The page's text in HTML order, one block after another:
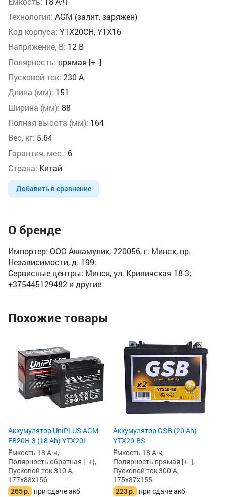
Технология: AGM (залит, заряжен)
Код корпуса: YTX20CH, YTX16
Напряжение, В: 12 В
Полярность: прямая [+ -]
Пусковой ток: 230 А
Длина (мм): 151
Ширина (мм): 88
Полная высота (мм): 164
Вес, кг: 5.64
Гарантия, мес.: 6
Страна: Китай
Добавить в сравнение
О бренде
Импортер: ООО Аккамулик, 220056, г. Минск, пр.
Независимости, д. 199.
Сервисные центры: Минск, ул. Кривичская 18-3;
+375445129482 и другие
Похожие товары
Аккумулятор UniPLUS AGM
EB20H-3 (18 Ah) YTX20L
Ёмкость 18 А·ч,
Полярность обратная [- +],
Пусковой ток 310 А,
177x88x156
265р. при сдаче акб
Аккумулятор GSB (20 Ah)
YTX20-BS
Ёмкость 18 А·ч,
Полярность прямая [+ -],
Пусковой ток 300 А,
175x87x155
223р. при сдаче акб